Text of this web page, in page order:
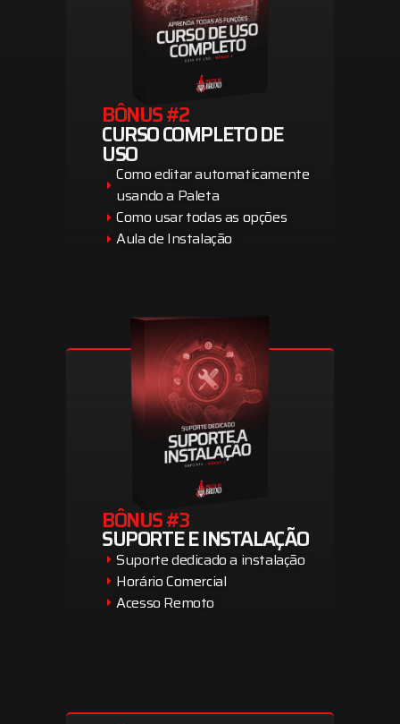
BÔNUS #2
CURSO COMPLETO DE
USO
Como editar automaticamente
usando a Paleta
Como usar todas as opções
Aula de Instalação
BÔNUS #3
SUPORTE E INSTALAÇÃO
Suporte dedicado a instalação
Horário Comercial
Acesso Remoto